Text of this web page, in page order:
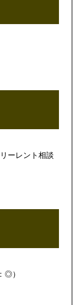
ーレント相談
◎）